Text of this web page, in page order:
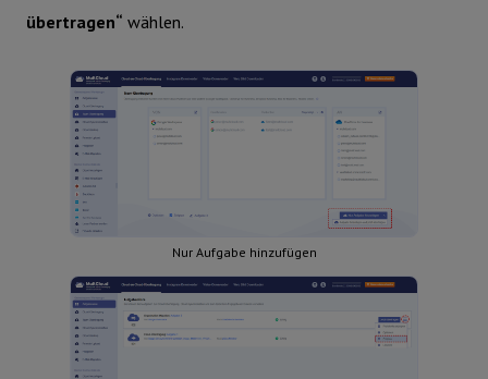
übertragen“ wählen.
Nur Aufgabe hinzufügen